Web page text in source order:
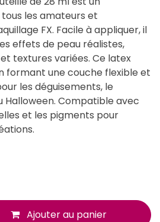
les amateurs et
FX. Facile à appliquer, il
effets de peau réalistes,
textures variées. Ce latex
formant une couche flexible et
les déguisements, le
Halloween. Compatible avec
et les pigments pour
Ajouter au panier